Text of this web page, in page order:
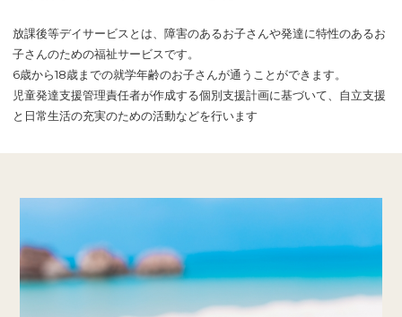
放課後等デイサービスとは、障害のあるお子さんや発達に特性のあるお
子さんのための福祉サービスです。
6歳から18歳までの就学年齢のお子さんが通うことができます。
児童発達支援管理責任者が作成する個別支援計画に基づいて、自立支援
と日常生活の充実のための活動などを行います